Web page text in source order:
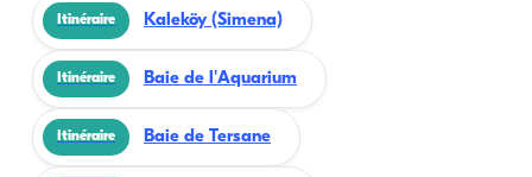
Itinéraire Kaleköy (Simena)
Itinéraire Baie de l'Aquarium
Itinéraire Baie de Tersane